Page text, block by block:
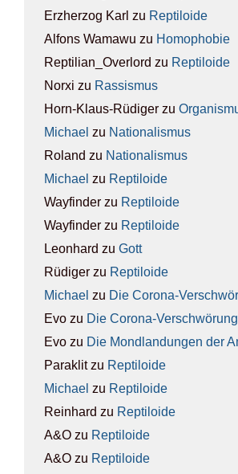
Erzherzog Karl zu Rep­ti­lo­ide
Alfons Wamawu zu Homo­pho­bie
Reptilian_Overlord zu Rep­ti­lo­ide
Norxi zu Ras­sis­mus
Horn-Klaus-Rüdiger zu
Michael zu Natio­na­lis­mus
Roland zu Natio­na­lis­mus
Michael zu Rep­ti­lo­ide
Wayfinder zu Rep­ti­lo­ide
Wayfinder zu Rep­ti­lo­ide
Leonhard zu Gott
Rüdiger zu Rep­ti­lo­ide
Michael zu Die Coro­na-
Evo zu Die Coro­na-Ver­schwö­rung
Evo zu Die Mond­lan­dun­gen der
Paraklitzu Rep­ti­lo­ide
Michael zu Rep­ti­lo­ide
Reinhard zu Rep­ti­lo­ide
A&O zu Rep­ti­lo­ide
A&O zu Rep­ti­lo­ide